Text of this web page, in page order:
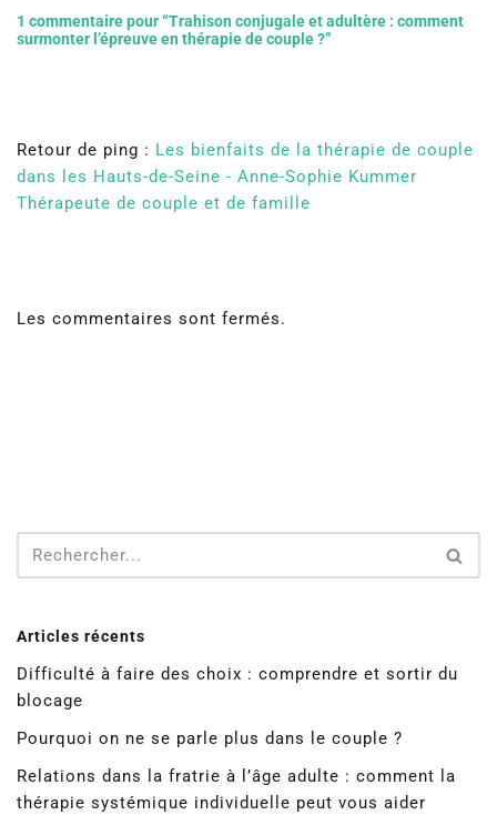
1 commentaire pour “Trahison conjugale et adultère : comment
surmonter l’épreuve en thérapie de couple ?”
Retour de ping : Les bienfaits de la thérapie de couple
dans les Hauts-de-Seine - Anne-Sophie Kummer
Thérapeute de couple et de famille
Les commentaires sont fermés.
Articles récents
Difficulté à faire des choix : comprendre et sortir du
blocage
Pourquoi on ne se parle plus dans le couple ?
Relations dans la fratrie à l’âge adulte : comment la
thérapie systémique individuelle peut vous aider